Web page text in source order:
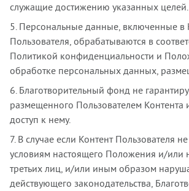
служащие достижению указанных целей.
5. Персональные данные, включенные в
Пользователя, обрабатываются в
Политикой конфиденциальности и
обработке персональных данных,
6. Благотворительный фонд не
размещенного Пользователем
доступ к нему.
7. В случае если Контент Пользователя не
условиям настоящего Положения и/или
третьих лиц, и/или иным образом
действующего законодательства,